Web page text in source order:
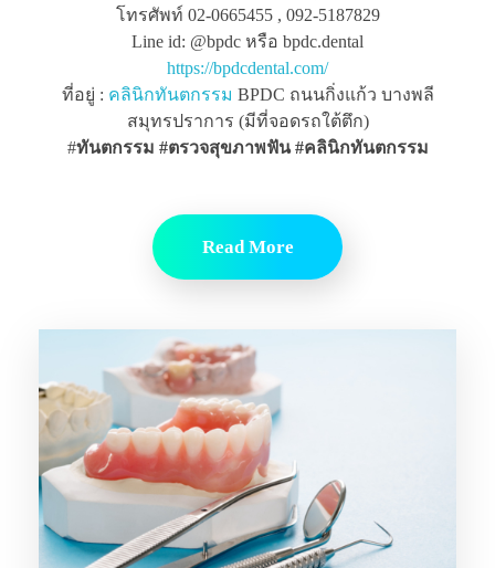
โทรศัพท์ 02-0665455 , 092-5187829
Line id: @bpdc หรือ bpdc.dental
https://bpdcdental.com/
ที่อยู่ : คลินิกทันตกรรม BPDC ถนนกิ่งแก้ว บางพลี
สมุทรปราการ (มีที่จอดรถใต้ตึก)
#ทันตกรรม #ตรวจสุขภาพฟัน #คลินิกทันตกรรม
Read More